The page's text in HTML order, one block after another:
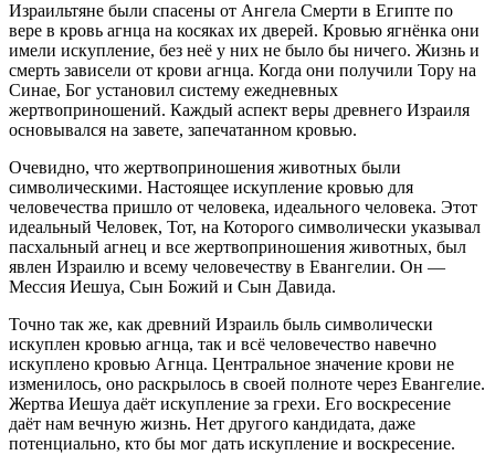
Израильтяне были спасены от Ангела Смерти в Египте по
вере в кровь агнца на косяках их дверей. Кровью ягнёнка они
имели искупление, без неё у них не было бы ничего. Жизнь и
смерть зависели от крови агнца. Когда они получили Тору на
Синае, Бог установил систему ежедневных
жертвоприношений. Каждый аспект веры древнего Израиля
основывался на завете, запечатанном кровью.
Очевидно, что жертвоприношения животных были
символическими. Настоящее искупление кровью для
человечества пришло от человека, идеального человека. Этот
идеальный Человек, Тот, на Которого символически указывал
пасхальный агнец и все жертвоприношения животных, был
явлен Израилю и всему человечеству в Евангелии. Он —
Мессия Иешуа, Сын Божий и Сын Давида.
Точно так же, как древний Израиль быль символически
искуплен кровью агнца, так и всё человечество навечно
искуплено кровью Агнца. Центральное значение крови не
изменилось, оно раскрылось в своей полноте через Евангелие.
Жертва Иешуа даёт искупление за грехи. Его воскресение
даёт нам вечную жизнь. Нет другого кандидата, даже
потенциально, кто бы мог дать искупление и воскресение.